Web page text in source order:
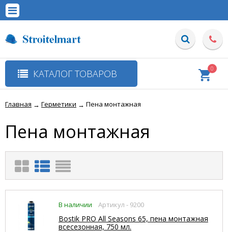
КАТАЛОГ ТОВАРОВ 0
Главная → Герметики → Пена монтажная
Пена монтажная
В наличии Артикул - 9200
Bostik PRO All Seasons 65, пена монтажная
всесезонная, 750 мл.